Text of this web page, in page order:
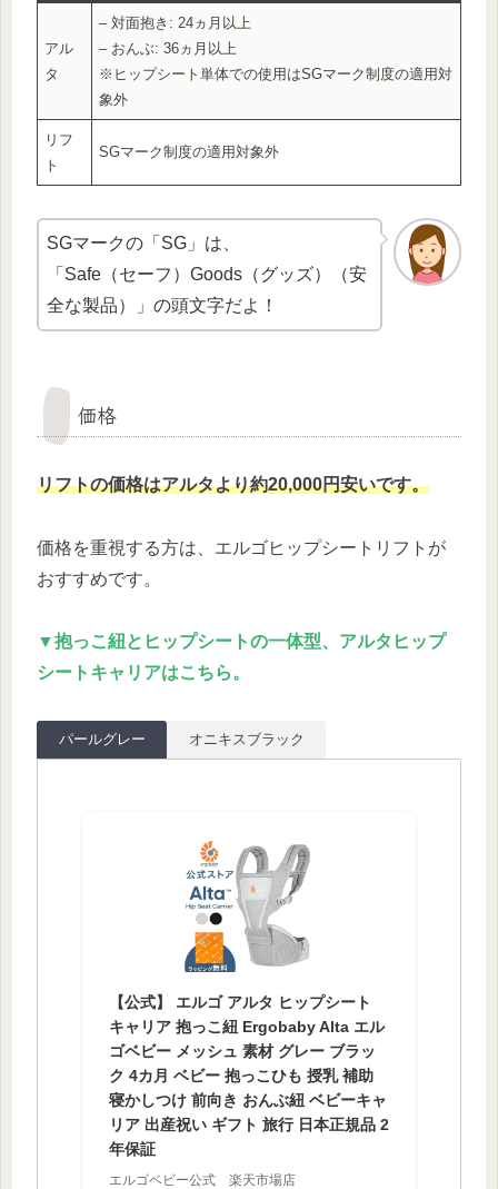
アル
タ
– 対面抱き: 24ヵ月以上
– おんぶ: 36ヵ月以上
※ヒップシート単体での使用はSGマーク制度の適用対
象外
リフ
ト
SGマーク制度の適用対象外
SGマークの「SG」は、
「Safe（セーフ）Goods（グッズ）（安
全な製品）」の頭文字だよ！
価格
リフトの価格はアルタより約20,000円安いです。
価格を重視する方は、エルゴヒップシートリフトが
おすすめです。
▼抱っこ紐とヒップシートの一体型、アルタヒップ
シートキャリアはこちら。
パールグレー オニキスブラック
【公式】 エルゴ アルタ ヒップシート
キャリア 抱っこ紐 Ergobaby Alta エル
ゴベビー メッシュ 素材 グレー ブラッ
ク 4カ月 ベビー 抱っこひも 授乳 補助
寝かしつけ 前向き おんぶ紐 ベビーキャ
リア 出産祝い ギフト 旅行 日本正規品 2
年保証
エルゴベビー公式 楽天市場店